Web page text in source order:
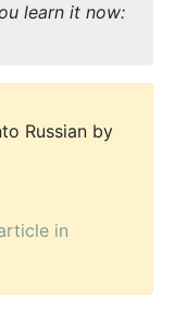
learn it now:
Russian by
in